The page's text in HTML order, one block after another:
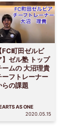
【FC町田ゼルビ
】ゼル塾 トップ
ームの 大沼理貴
ーフトレーナー
らの課題
AS ONE
2020.05.15